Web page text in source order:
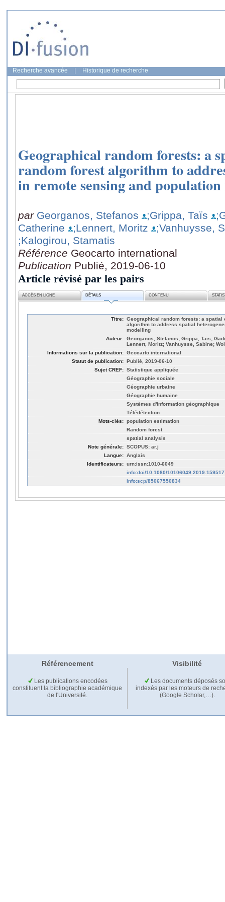
Recherche avancée Historique de recherche
Geographical random forests: a
random forest algorithm to
in remote sensing and
par Georganos, Stefanos ;Grippa, Taïs
Catherine
;Lennert, Moritz
;Vanhuysse,
;Kalogirou, Stamatis
Référence Geocarto international
Publication Publié, 2019-06-10
Article révisé par les pairs
ACCÈS EN LIGNE DÉTAILS CONTENU
Titre: Geographical random forests: a spatial
algorithm to address spatial
modelling
Auteur: Georganos, Stefanos; Grippa, Taïs;
Lennert, Moritz; Vanhuysse, Sabine;
Informations sur la publication: Geocarto international
Statut de publication: Publié, 2019-06-10
Sujet CREF: Statistique appliquée
Géographie sociale
Géographie urbaine
Géographie humaine
Systèmes d'information géographique
Télédétection
Mots-clés: population estimation
Random forest
spatial analysis
Note générale: SCOPUS: ar.j
Langue: Anglais
Identificateurs: urn:issn:1010-6049
info:doi/10.1080/
info:scp/85067550834
Référencement Visibilité
Les publications encodées
constituent la bibliographie académique
de l'Université.
Les documents déposés
indexés par les moteurs de
(Google Scholar,…).